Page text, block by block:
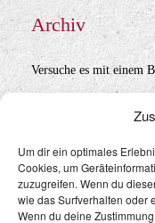
Um dir ein optimales
Cookies, um
zuzugreifen. Wenn du
wie das Surfverhalten oder
Wenn du deine
Archiv
Versuche es mit einem